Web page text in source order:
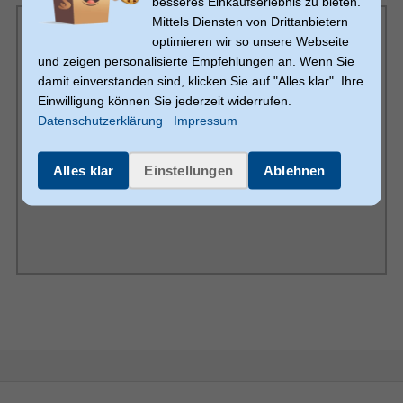
47,4 mm
26,2 mm
Aufladekompatibilität Universal
Drinnen
Anzahl simultan anschließbarer
Mittels Diensten von Drittanbietern
optimieren wir so unsere Webseite
und zeigen personalisierte Empfehlungen an. Wenn Sie
damit einverstanden sind, klicken Sie auf "Alles klar". Ihre
Einwilligung können Sie jederzeit widerrufen.
Datenschutzerklärung
Impressum
Alles klar Einstellungen Ablehnen